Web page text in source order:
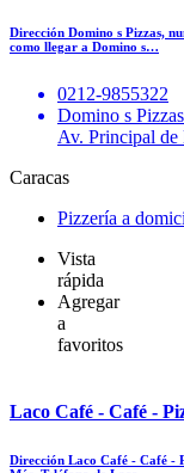
Dirección Domino s Pizzas,
como llegar a Domino s…
0212-9855322
Domino s
Av. Principal de
Caracas
Pizzería a
Vista
rápida
Agregar
a
favoritos
Laco Café - Café -
Dirección Laco Café - Café -